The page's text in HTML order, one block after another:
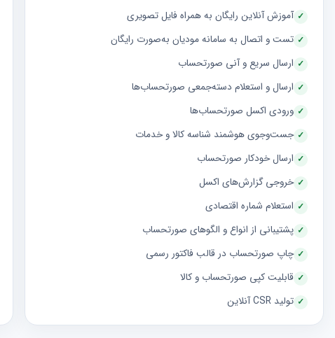
آموزش آنلاین رایگان به همراه فایل تصویری
تست و اتصال به سامانه مودیان به‌صورت رایگان
ارسال سریع و آنی صورتحساب
ارسال و استعلام دسته‌جمعی صورتحساب‌ها
ورودی اکسل صورتحساب‌ها
جست‌وجوی هوشمند شناسه کالا و خدمات
ارسال خودکار صورتحساب
خروجی گزارش‌های اکسل
استعلام شماره اقتصادی
پشتیبانی از انواع و الگوهای صورتحساب
چاپ صورتحساب در قالب فاکتور رسمی
قابلیت کپی صورتحساب و کالا
تولید CSR آنلاین